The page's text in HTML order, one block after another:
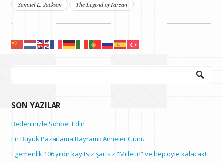
Samuel L. Jackson
The Legend of Tarzan
Arama:
SON YAZILAR
Bedeninizle Sohbet Edin
En Büyük Pazarlama Bayramı: Anneler Günü
Egemenlik 106 yıldır kayıtsız şartsız “Milletin” ve hep öyle kalacak!